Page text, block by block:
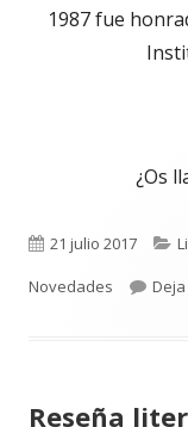
1987 fue
¿Os
Publicado
el
21 julio 2017
Novedades
Reseña